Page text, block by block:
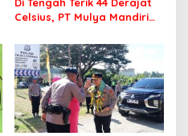
Celsius, PT Mulya Mandiri
Jamaah Tetap Sehat dan
Nyaman Beribadah